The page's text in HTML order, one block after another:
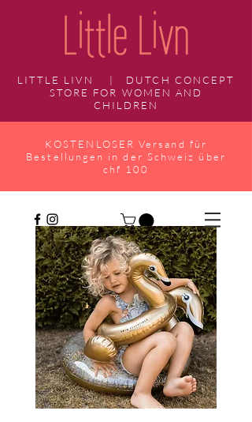
LITTLE LIVN | DUTCH CONCEPT
STORE FOR WOMEN AND
CHILDREN
KOSTENLOSER Versand für
Bestellungen in der Schweiz über
chf 100